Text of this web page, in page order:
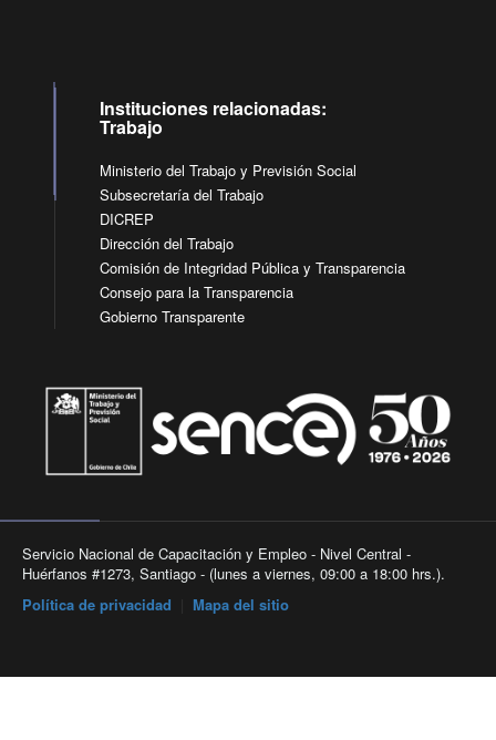
Instituciones relacionadas:
Trabajo
Ministerio del Trabajo y Previsión Social
Subsecretaría del Trabajo
DICREP
Dirección del Trabajo
Comisión de Integridad Pública y Transparencia
Consejo para la Transparencia
Gobierno Transparente
Servicio Nacional de Capacitación y Empleo - Nivel Central -
Huérfanos #1273, Santiago - (lunes a viernes, 09:00 a 18:00 hrs.).
Política de privacidad
Mapa del sitio